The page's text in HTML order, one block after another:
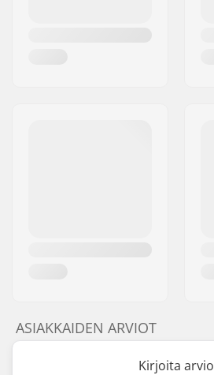
ASIAKKAIDEN ARVIOT
Kirjoita arvio